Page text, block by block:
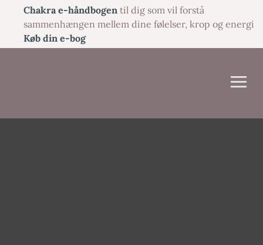
indholdet
Chakra e-håndbogen til dig som vil forstå
sammenhængen mellem dine følelser, krop og energi
Køb din e-bog